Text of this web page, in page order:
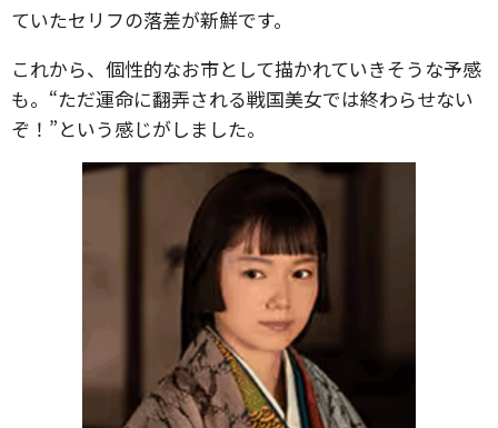
ていたセリフの落差が新鮮です。
これから、個性的なお市として描かれていきそうな予感
も。“ただ運命に翻弄される戦国美女では終わらせない
ぞ！”という感じがしました。